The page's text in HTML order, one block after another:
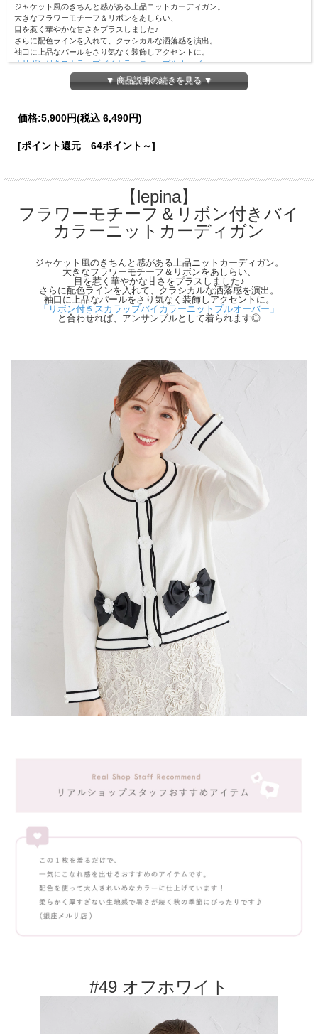
ジャケット風のきちんと感がある上品ニットカーディガン。
大きなフラワーモチーフ＆リボンをあしらい、
目を惹く華やかな甘さをプラスしました♪
さらに配色ラインを入れて、クラシカルな洒落感を演出。
袖口に上品なパールをさり気なく装飾しアクセントに。
「リボン付きスカラップバイカラーニットプルオーバー」
と合わせれば、アンサンブルとして着られます◎
別布部分：ポリエステル100％
総丈：45cm
袖丈：51cm
【Color】#49 オフホワイト/#05 ブラック/#140 アイスグレー
ございます。 色合いはモニター環境により若干の誤差が出ます。 ライティングや
天候によりモデル画像と物撮り画像のカラーに違いある場合、物撮り画像の方が実
際のカラーに近い状態で撮影されておりますので、そちらを参考にしてくださいま
▼ 商品説明の続きを見る ▼
価格:5,900円(税込 6,490円)
[ポイント還元 64ポイント～]
【lepina】
フラワーモチーフ＆リボン付きバイ
カラーニットカーディガン
ジャケット風のきちんと感がある上品ニットカーディガン。
大きなフラワーモチーフ＆リボンをあしらい、
目を惹く華やかな甘さをプラスしました♪
さらに配色ラインを入れて、クラシカルな洒落感を演出。
袖口に上品なパールをさり気なく装飾しアクセントに。
「リボン付きスカラップバイカラーニットプルオーバー」
と合わせれば、アンサンブルとして着られます◎
#49 オフホワイト